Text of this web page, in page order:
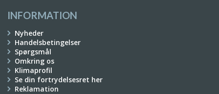
INFORMATION
Nyheder
Handelsbetingelser
Spørgsmål
Omkring os
Klimaprofil
Se din fortrydelsesret her
Reklamation